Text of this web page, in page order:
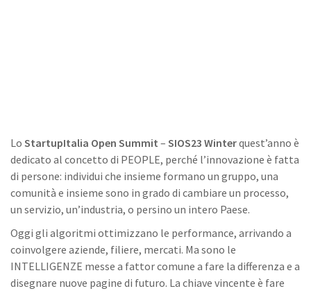
Lo StartupItalia Open Summit – SIOS23 Winterquest’anno è
dedicato al concetto di PEOPLE, perché l’innovazione è fatta
di persone: individui che insieme formano un gruppo, una
comunità e insieme sono in grado di cambiare un processo,
un servizio, un’industria, o persino un intero Paese.
Oggi gli algoritmi ottimizzano le performance, arrivando a
coinvolgere aziende, filiere, mercati. Ma sono le
INTELLIGENZE messe a fattor comune a fare la differenza e a
disegnare nuove pagine di futuro. La chiave vincente è fare